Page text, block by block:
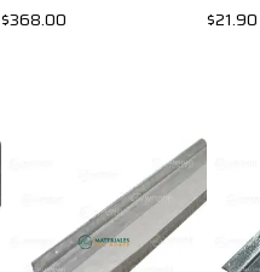
$368.00 $21.90